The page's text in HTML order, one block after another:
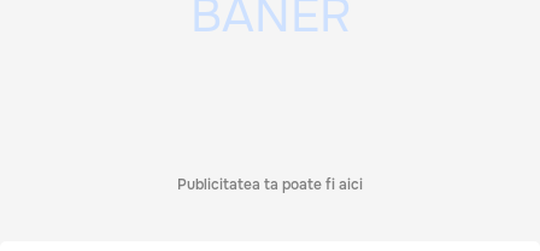
Publicitatea ta poate fi aici